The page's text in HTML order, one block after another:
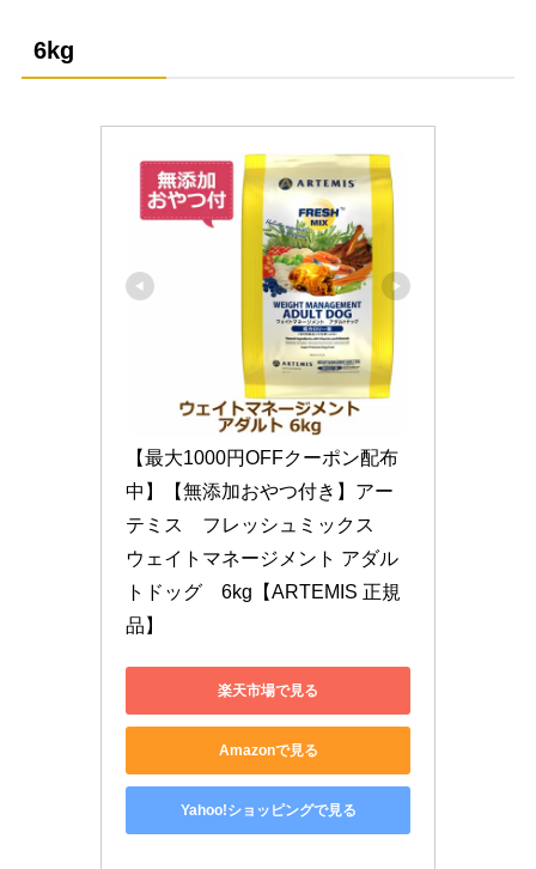
6kg
【最大1000円OFFクーポン配布
中】【無添加おやつ付き】アー
テミス　フレッシュミックス
ウェイトマネージメント アダル
トドッグ　6kg【ARTEMIS 正規
品】
楽天市場で見る
Amazonで見る
Yahoo!ショッピングで見る